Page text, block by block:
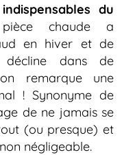
indispensables du
chaude a
en hiver et de
dans de
remarque une
! Synonyme de
de ne jamais se
(ou presque) et
négligeable.